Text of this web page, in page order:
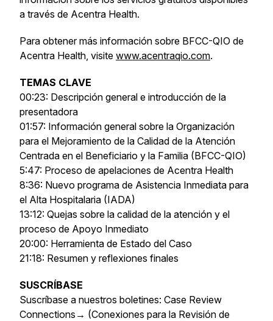
a través de Acentra Health.
Para obtener más información sobre BFCC-QIO de
Acentra Health, visite www.acentraqio.com.
TEMAS CLAVE
00:23: Descripción general e introducción de la
presentadora
01:57: Información general sobre la Organización
para el Mejoramiento de la Calidad de la Atención
Centrada en el Beneficiario y la Familia (BFCC-QIO)
5:47: Proceso de apelaciones de Acentra Health
8:36: Nuevo programa de Asistencia Inmediata para
el Alta Hospitalaria (IADA)
13:12: Quejas sobre la calidad de la atención y el
proceso de Apoyo Inmediato
20:00: Herramienta de Estado del Caso
21:18: Resumen y reflexiones finales
SUSCRÍBASE
Suscríbase a nuestros boletines: Case Review
Connections→ (Conexiones para la Revisión de